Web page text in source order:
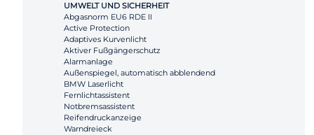
UMWELT UND SICHERHEIT
Abgasnorm EU6 RDE II
Active Protection
Adaptives Kurvenlicht
Aktiver Fußgängerschutz
Alarmanlage
Außenspiegel, automatisch abblendend
BMW Laserlicht
Fernlichtassistent
Notbremsassistent
Reifendruckanzeige
Warndreieck